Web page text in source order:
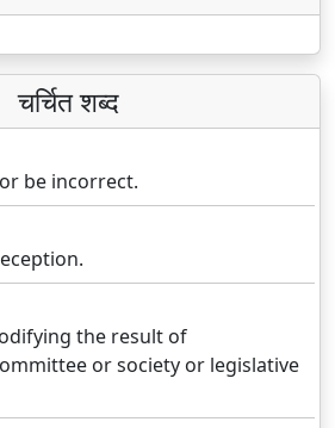
चर्चित शब्द
be incorrect.
the result of
or society or legislative